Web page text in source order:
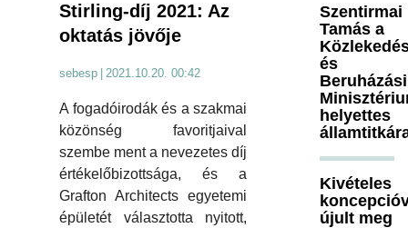
Stirling-díj 2021: Az
oktatás jövője
sebesp 2021.10.20. 00:42
A fogadóirodák és a szakmai
közönség favoritjaival
szembe ment a nevezetes díj
értékelőbizottsága, és a
Grafton Architects egyetemi
épületét választotta nyitott,
Szentirmai
Tamás a
és
Beruházási
helyettes
Kivételes
újult meg